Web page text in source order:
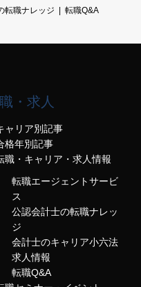
転職ナレッジ 転職Q&A
・求人
ャリア別記事
格年別記事
職・キャリア・求人情報
転職エージェントサービ
ス
公認会計士の転職ナレッ
ジ
会計士のキャリア小六法
求人情報
転職Q&A